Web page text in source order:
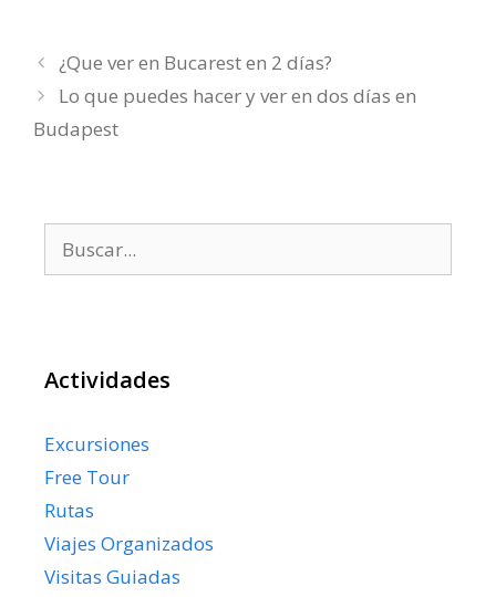
¿Que ver en Bucarest en 2 días?
Lo que puedes hacer y ver en dos días en
Budapest
Actividades
Excursiones
Free Tour
Rutas
Viajes Organizados
Visitas Guiadas